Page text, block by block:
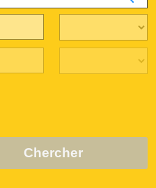
Chercher